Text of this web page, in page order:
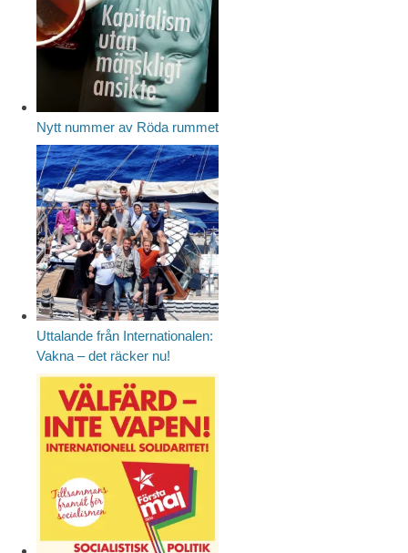
Nytt nummer av Röda rummet
Uttalande från Internationalen:
Vakna – det räcker nu!